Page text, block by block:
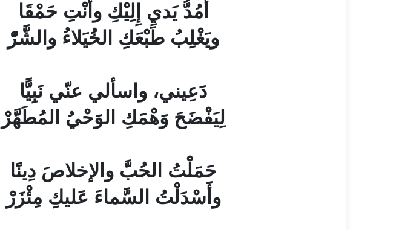
أَمُدُّ يَديِ إِلِيْكِ وأَنْتِ حَمْقَا
ويَغْلِبُ طَبْعَكِ الخُيَلاءُ والشَّرّْ
دَعِيني، واسألي عنّي نَبِيًّا
لِيَفْضَحَ وَهْمَكِ الوَحْيُ المُطَهَّرْ
حَمَلْتُ الحُبَّ والإخلاصَ دِينًا
وأَسْدَلْتُ السَّماءَ عَليكِ مِئْزَرْ